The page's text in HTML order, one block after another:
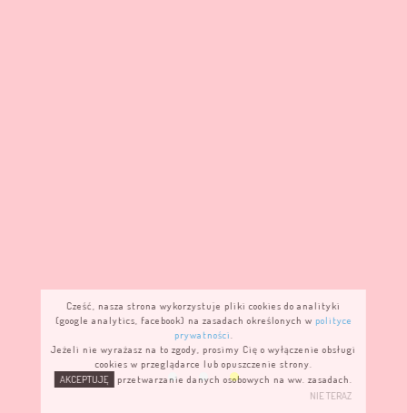
Cześć, nasza strona wykorzystuje pliki cookies do analityki
(google analytics, facebook) na zasadach określonych w polityce
prywatności.
Jeżeli nie wyrażasz na to zgody, prosimy Cię o wyłączenie obsługi
cookies w przeglądarce lub opuszczenie strony.
AKCEPTUJĘ
przetwarzanie danych osobowych na ww. zasadach.
NIE TERAZ